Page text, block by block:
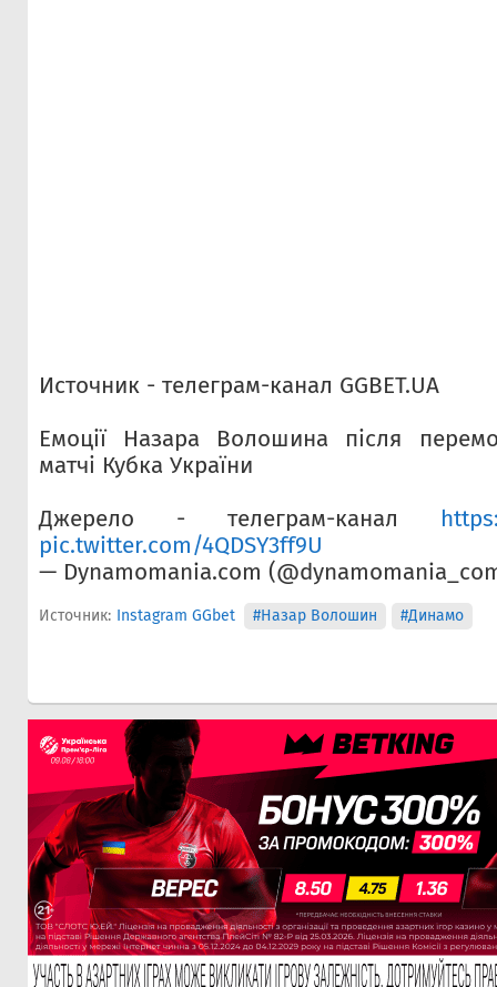
Источник - телеграм-канал GGBET.UA
Емоції Назара Волошина після
матчі Кубка України
Джерело - телеграм-канал
pic.twitter.com/4QDSY3ff9U
— Dynamomania.com
Источник: Instagram GGbet #Назар Волошин #Динамо